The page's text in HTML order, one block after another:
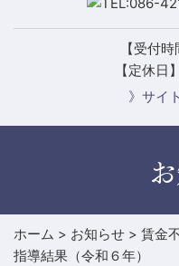
【受付
【定休日
》サイ
ホーム > お知らせ > 賃金
指導結果（令和６年）